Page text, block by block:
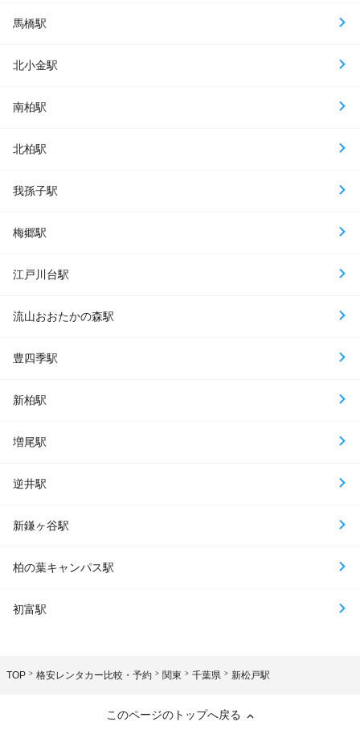
馬橋駅
北小金駅
南柏駅
北柏駅
我孫子駅
梅郷駅
江戸川台駅
流山おおたかの森駅
豊四季駅
新柏駅
増尾駅
逆井駅
新鎌ヶ谷駅
柏の葉キャンパス駅
初富駅
TOP 格安レンタカー比較・予約 関東 千葉県 新松戸駅
このページのトップへ戻る